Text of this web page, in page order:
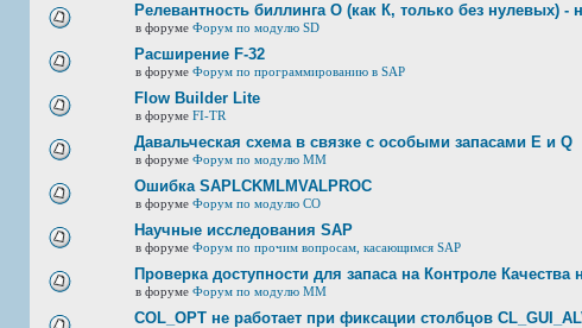
Релевантность биллинга О (как К, только без нулевых) -
в форуме Форум по модулю SD
Расширение F-32
в форуме Форум по программированию в SAP
Flow Builder Lite
в форуме FI-TR
Давальческая схема в связке с особыми запасами E и Q
в форуме Форум по модулю ММ
Ошибка SAPLCKMLMVALPROC
в форуме Форум по модулю СО
Научные исследования SAP
в форуме Форум по прочим вопросам, касающимся SAP
Проверка доступности для запаса на Контроле Качества
в форуме Форум по модулю ММ
COL_OPT не работает при фиксации столбцов